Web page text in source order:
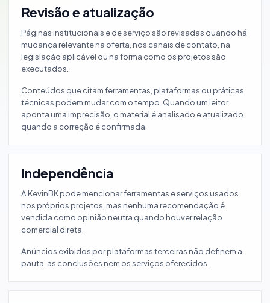
Revisão e atualização
Páginas institucionais e de serviço são revisadas quando há
mudança relevante na oferta, nos canais de contato, na
legislação aplicável ou na forma como os projetos são
executados.
Conteúdos que citam ferramentas, plataformas ou práticas
técnicas podem mudar com o tempo. Quando um leitor
aponta uma imprecisão, o material é analisado e atualizado
quando a correção é confirmada.
Independência
A KevinBK pode mencionar ferramentas e serviços usados
nos próprios projetos, mas nenhuma recomendação é
vendida como opinião neutra quando houver relação
comercial direta.
Anúncios exibidos por plataformas terceiras não definem a
pauta, as conclusões nem os serviços oferecidos.